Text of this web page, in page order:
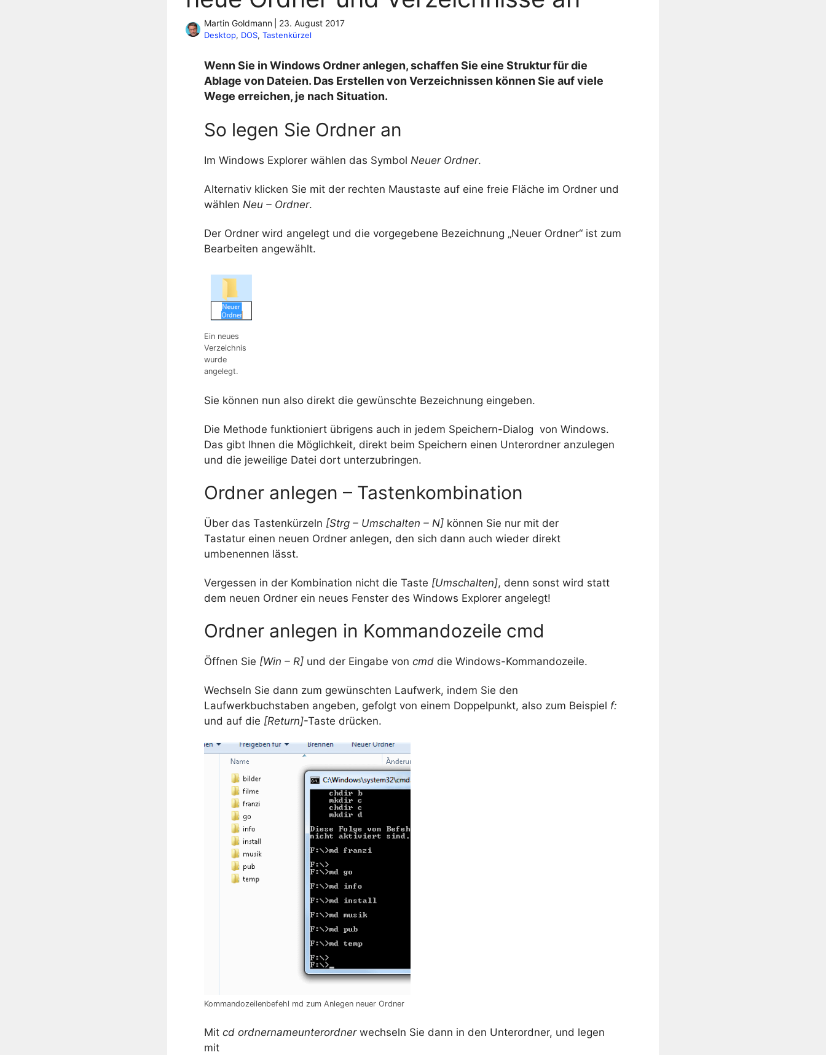
Martin Goldmann 23. August 2017
Desktop, DOS, Tastenkürzel
Wenn Sie in Windows Ordner anlegen, schaffen Sie eine Struktur für die
Ablage von Dateien. Das Erstellen von Verzeichnissen können Sie auf viele
Wege erreichen, je nach Situation.
So legen Sie Ordner an
Im Windows Explorer wählen das Symbol Neuer Ordner.
Alternativ klicken Sie mit der rechten Maustaste auf eine freie Fläche im Ordner und
wählen Neu – Ordner.
Der Ordner wird angelegt und die vorgegebene Bezeichnung „Neuer Ordner“ ist zum
Bearbeiten angewählt.
Ein neues
Verzeichnis
wurde
angelegt.
Sie können nun also direkt die gewünschte Bezeichnung eingeben.
Die Methode funktioniert übrigens auch in jedem Speichern-Dialog von Windows.
Das gibt Ihnen die Möglichkeit, direkt beim Speichern einen Unterordner anzulegen
und die jeweilige Datei dort unterzubringen.
Ordner anlegen – Tastenkombination
Über das Tastenkürzeln [Strg – Umschalten – N] können Sie nur mit der
Tastatur einen neuen Ordner anlegen, den sich dann auch wieder direkt
umbenennen lässt.
Vergessen in der Kombination nicht die Taste [Umschalten], denn sonst wird statt
dem neuen Ordner ein neues Fenster des Windows Explorer angelegt!
Ordner anlegen in Kommandozeile cmd
Öffnen Sie [Win – R] und der Eingabe von cmd die Windows-Kommandozeile.
Wechseln Sie dann zum gewünschten Laufwerk, indem Sie den
Laufwerkbuchstaben angeben, gefolgt von einem Doppelpunkt, also zum Beispiel f:
und auf die [Return]-Taste drücken.
Kommandozeilenbefehl md zum Anlegen neuer Ordner
Mit cd ordnernameunterordnerwechseln Sie dann in den Unterordner, und legen
mit